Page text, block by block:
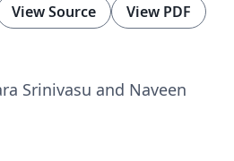
View Source View PDF
Srinivasu and Naveen